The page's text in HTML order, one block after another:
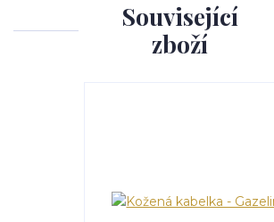
Související
zboží